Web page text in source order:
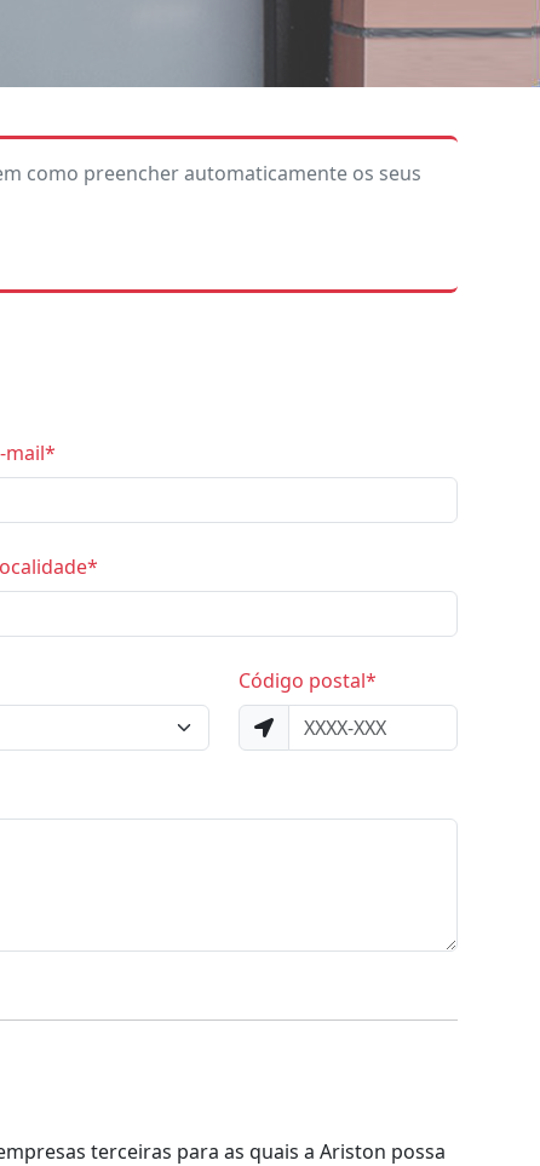
como preencher automaticamente os seus
mail*
Código postal*
terceiras para as quais a Ariston possa